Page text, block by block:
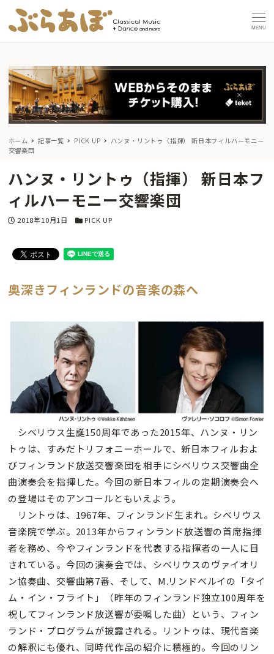
MENU
ホーム 記事一覧 PICK UP
ハンヌ・リントゥ（指揮） 新日本フィルハーモニー
交響楽団
ハンヌ・リントゥ（指揮） 新日本フ
ィルハーモニー交響楽団
投稿日
2018年10月1日 カテゴリー
PICK UP
奥深きフィンランドの音楽の森へ
シベリウス生誕150周年であった2015年、ハンヌ・リン
トゥは、すみだトリフォニーホールで、新日本フィルおよ
びフィンランド放送交響楽団を相手にシベリウス交響曲全
曲演奏会を指揮した。今回の新日本フィルの定期演奏会へ
の登場はそのアンコールともいえよう。
リントゥは、1967年、フィンランド生まれ。シベリウス
音楽院で学ぶ。2013年からフィンランド放送響の首席指揮
者を務め、今やフィンランドを代表する指揮者の一人に目
されている。今回の演奏会では、シベリウスのヴァイオリ
ン協奏曲、交響曲第7番、そして、M.リンドベルイの「タイ
ム・イン・フライト」（昨年のフィンランド独立100周年を
祝してフィンランド放送響が委嘱した曲）という、フィン
ランド・プログラムが披露される。リントゥは、現代音楽
の解釈にも優れ、同時代作品の紹介に積極的。今回のリン